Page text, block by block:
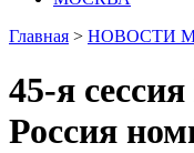
Главная > НОВОСТИ
45-я
Россия